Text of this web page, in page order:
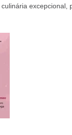
excepcional,